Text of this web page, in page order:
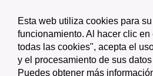
Esta web utiliza cookies para
funcionamiento. Al hacer clic
todas las cookies", acepta el
y el procesamiento de sus
Puedes obtener más
Icono